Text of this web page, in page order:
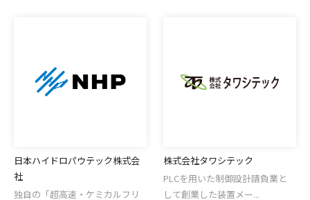
日本ハイドロパウテック株式会
社
独自の「超高速・ケミカルフリ
株式会社タワシテック
PLCを用いた制御設計請負業と
して創業した装置メー...